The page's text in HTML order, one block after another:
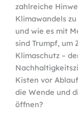
zahlreiche
Klimawandels
und wie es mit
sind Trumpf, um
Klimaschutz –
Kisten vor
die Wende und
öffnen?